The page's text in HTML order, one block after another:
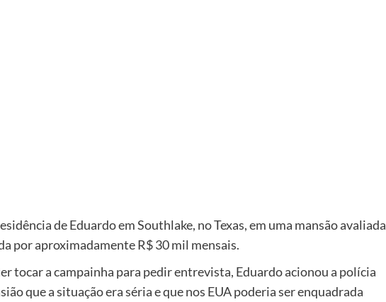
de Eduardo em Southlake, no Texas, em uma mansão avaliada
por aproximadamente R$ 30 mil mensais.
tocar a campainha para pedir entrevista, Eduardo acionou a polícia
que a situação era séria e que nos EUA poderia ser enquadrada